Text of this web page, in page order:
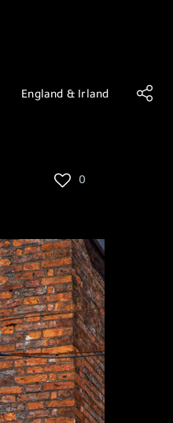
England & Irland
0